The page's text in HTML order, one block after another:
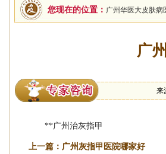
您现在的位置： 广州华医大皮肤病
广
来
**广州治灰指甲
上一篇： 广州灰指甲医院哪家好